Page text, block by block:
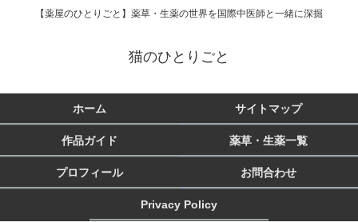
【薬屋のひとりごと】薬草・生薬の世界を国際中医師と一緒に深掘
猫のひとりごと
ホーム サイトマップ
作品ガイド 薬草・生薬一覧
プロフィール お問合わせ
Privacy Policy